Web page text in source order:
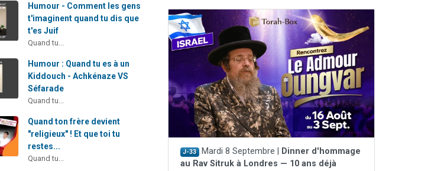
Humour - Comment les gens
t'imaginent quand tu dis que
t'es Juif
Quand tu...
Humour : Quand tu es à un
Kiddouch - Achkénaze VS
Séfarade
Quand tu...
Quand ton frère devient
"religieux" ! Et que toi tu
restes...
Quand tu...
J-33 Mardi 8 Septembre |
Dinner d'hommage
au Rav Sitruk à Londres — 10 ans déjà